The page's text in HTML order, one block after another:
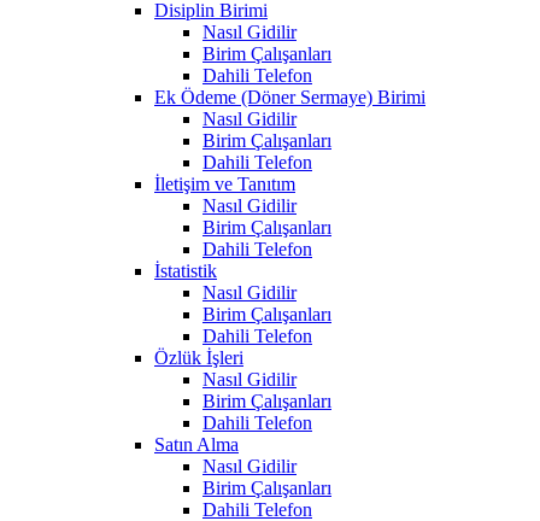
Disiplin Birimi
Nasıl Gidilir
Birim Çalışanları
Dahili Telefon
Ek Ödeme (Döner Sermaye) Birimi
Nasıl Gidilir
Birim Çalışanları
Dahili Telefon
İletişim ve Tanıtım
Nasıl Gidilir
Birim Çalışanları
Dahili Telefon
İstatistik
Nasıl Gidilir
Birim Çalışanları
Dahili Telefon
Özlük İşleri
Nasıl Gidilir
Birim Çalışanları
Dahili Telefon
Satın Alma
Nasıl Gidilir
Birim Çalışanları
Dahili Telefon